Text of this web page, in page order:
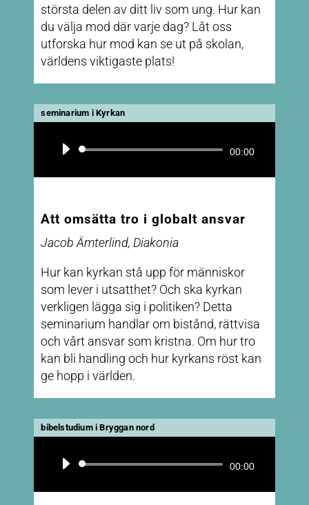
största delen av ditt liv som ung. Hur kan
du välja mod där varje dag? Låt oss
utforska hur mod kan se ut på skolan,
världens viktigaste plats!
seminarium i Kyrkan
Ljudspelare 00:00
Att omsätta tro i globalt ansvar
Jacob Ämterlind, Diakonia
Hur kan kyrkan stå upp för människor
som lever i utsatthet? Och ska kyrkan
verkligen lägga sig i politiken? Detta
seminarium handlar om bistånd, rättvisa
och vårt ansvar som kristna. Om hur tro
kan bli handling och hur kyrkans röst kan
ge hopp i världen.
bibelstudium i Bryggan nord
Ljudspelare 00:00